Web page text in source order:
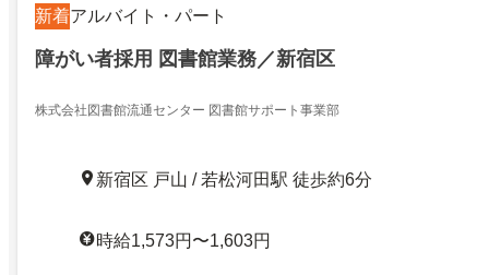
新着アルバイト・パート
障がい者採用 図書館業務／新宿区
株式会社図書館流通センター 図書館サポート事業部
新宿区 戸山 / 若松河田駅 徒歩約6分
時給1,573円〜1,603円